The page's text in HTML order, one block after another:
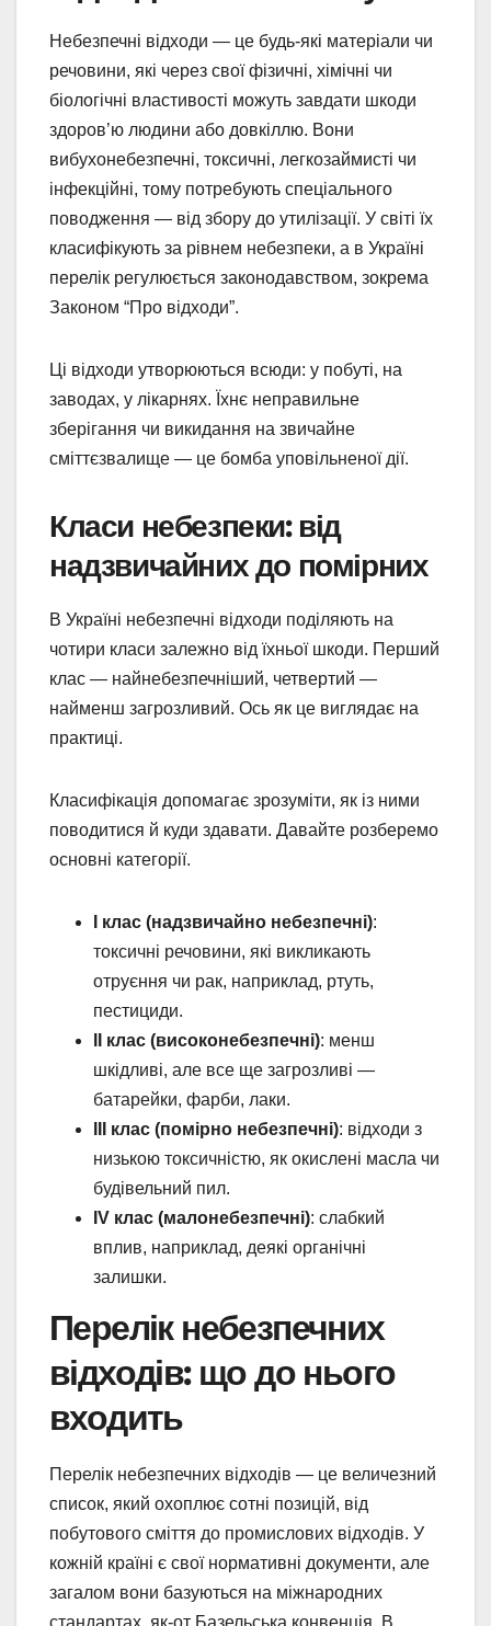
Небезпечні відходи — це будь-які матеріали чи
речовини, які через свої фізичні, хімічні чи
біологічні властивості можуть завдати шкоди
здоров’ю людини або довкіллю. Вони
вибухонебезпечні, токсичні, легкозаймисті чи
інфекційні, тому потребують спеціального
поводження — від збору до утилізації. У світі їх
класифікують за рівнем небезпеки, а в Україні
перелік регулюється законодавством, зокрема
Законом “Про відходи”.
Ці відходи утворюються всюди: у побуті, на
заводах, у лікарнях. Їхнє неправильне
зберігання чи викидання на звичайне
сміттєзвалище — це бомба уповільненої дії.
Класи небезпеки: від
надзвичайних до помірних
В Україні небезпечні відходи поділяють на
чотири класи залежно від їхньої шкоди. Перший
клас — найнебезпечніший, четвертий —
найменш загрозливий. Ось як це виглядає на
практиці.
Класифікація допомагає зрозуміти, як із ними
поводитися й куди здавати. Давайте розберемо
основні категорії.
I клас (надзвичайно небезпечні):
токсичні речовини, які викликають
отруєння чи рак, наприклад, ртуть,
пестициди.
II клас (високонебезпечні): менш
шкідливі, але все ще загрозливі —
батарейки, фарби, лаки.
III клас (помірно небезпечні): відходи з
низькою токсичністю, як окислені масла чи
будівельний пил.
IV клас (малонебезпечні): слабкий
вплив, наприклад, деякі органічні
залишки.
Перелік небезпечних
відходів: що до нього
входить
Перелік небезпечних відходів — це величезний
список, який охоплює сотні позицій, від
побутового сміття до промислових відходів. У
кожній країні є свої нормативні документи, але
загалом вони базуються на міжнародних